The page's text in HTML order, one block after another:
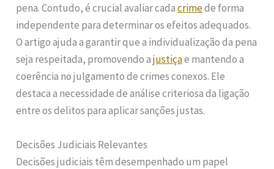
pena. Contudo, é crucial avaliar cadacrimede forma
independente para determinar os efeitos adequados.
O artigo ajuda a garantir que a individualização da pena
seja respeitada, promovendo ajustiçae mantendo a
coerência no julgamento de crimes conexos. Ele
destaca a necessidade de análise criteriosa da ligação
entre os delitos para aplicar sanções justas.
Decisões Judiciais Relevantes
Decisões judiciais têm desempenhado um papel